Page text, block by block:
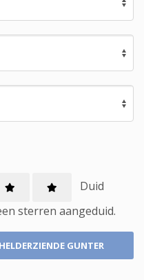
Duid
sterren aangeduid.
GUNTER